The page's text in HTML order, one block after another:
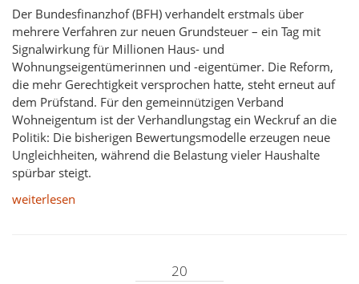
Der Bundesfinanzhof (BFH) verhandelt erstmals über
mehrere Verfahren zur neuen Grundsteuer – ein Tag mit
Signalwirkung für Millionen Haus- und
Wohnungseigentümerinnen und -eigentümer. Die Reform,
die mehr Gerechtigkeit versprochen hatte, steht erneut auf
dem Prüfstand. Für den gemeinnützigen Verband
Wohneigentum ist der Verhandlungstag ein Weckruf an die
Politik: Die bisherigen Bewertungsmodelle erzeugen neue
Ungleichheiten, während die Belastung vieler Haushalte
spürbar steigt.
weiterlesen
20